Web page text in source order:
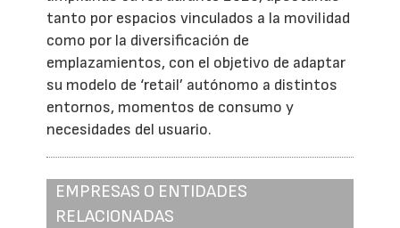
tanto por espacios vinculados a la movilidad
como por la diversificación de
emplazamientos, con el objetivo de adaptar
su modelo de ‘retail’ autónomo a distintos
entornos, momentos de consumo y
necesidades del usuario.
EMPRESAS O ENTIDADES
RELACIONADAS